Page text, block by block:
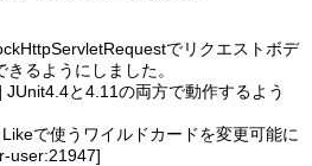
でリクエストボデ
きるようにしました。
JUnit4.4と4.11の両方で動作するよう
で使うワイルドカードを変更可能に
user:21947]